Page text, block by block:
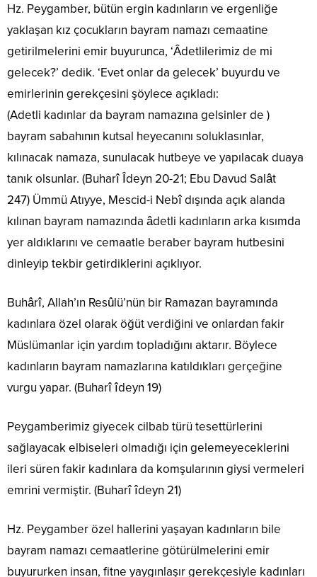
Hz. Peygamber, bütün ergin kadınların ve ergenliğe
yaklaşan kız çocukların bayram namazı cemaatine
getirilmelerini emir buyurunca, ‘Âdetlilerimiz de mi
gelecek?’ dedik. ‘Evet onlar da gelecek’ buyurdu ve
emirlerinin gerekçesini şöylece açıkladı:
(Adetli kadınlar da bayram namazına gelsinler de )
bayram sabahının kutsal heyecanını soluklasınlar,
kılınacak namaza, sunulacak hutbeye ve yapılacak duaya
tanık olsunlar. (Buharî Îdeyn 20-21; Ebu Davud Salât
247) Ümmü Atıyye, Mescid-i Nebî dışında açık alanda
kılınan bayram namazında âdetli kadınların arka kısımda
yer aldıklarını ve cemaatle beraber bayram hutbesini
dinleyip tekbir getirdiklerini açıklıyor.
Buhârî, Allah’ın Resûlü’nün bir Ramazan bayramında
kadınlara özel olarak öğüt verdiğini ve onlardan fakir
Müslümanlar için yardım topladığını aktarır. Böylece
kadınların bayram namazlarına katıldıkları gerçeğine
vurgu yapar. (Buharî îdeyn 19)
Peygamberimiz giyecek cilbab türü tesettürlerini
sağlayacak elbiseleri olmadığı için gelemeyeceklerini
ileri süren fakir kadınlara da komşularının giysi vermeleri
emrini vermiştir. (Buharî îdeyn 21)
Hz. Peygamber özel hallerini yaşayan kadınların bile
bayram namazı cemaatlerine götürülmelerini emir
buyururken insan, fitne yaygınlaşır gerekçesiyle kadınları